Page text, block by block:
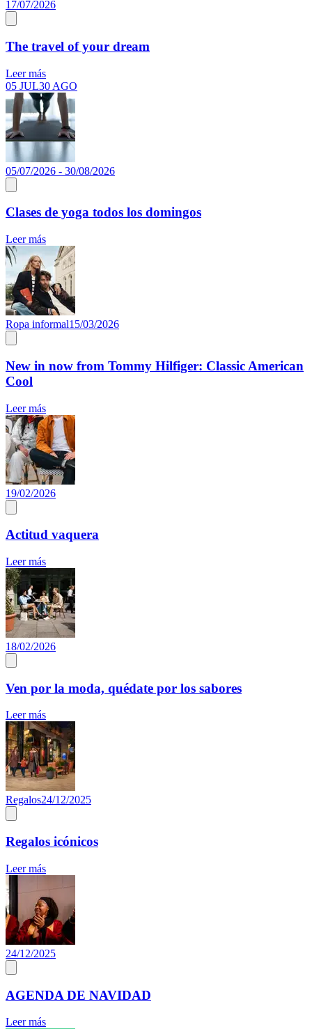
17/07/2026
The travel of your dream
Leer más
05 JUL30 AGO
05/07/2026 - 30/08/2026
Clases de yoga todos los domingos
Leer más
Ropa informal15/03/2026
New in now from Tommy Hilfiger: Classic American
Cool
Leer más
19/02/2026
Actitud vaquera
Leer más
18/02/2026
Ven por la moda, quédate por los sabores
Leer más
Regalos24/12/2025
Regalos icónicos
Leer más
24/12/2025
AGENDA DE NAVIDAD
Leer más